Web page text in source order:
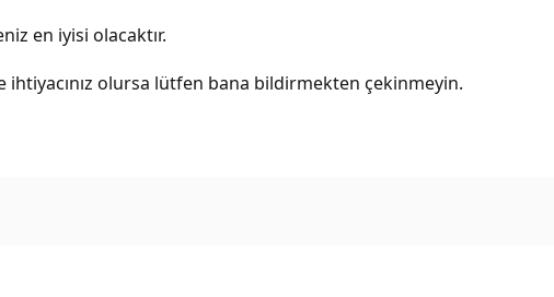
en iyisi olacaktır.
ihtiyacınız olursa lütfen bana bildirmekten çekinmeyin.